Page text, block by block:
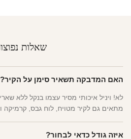
שאלות
האם המדבקה תשאיר סימן על הקיר?
לא! ויניל איכותי מסיר עצמו בנקל ללא
מתאים גם לקיר מטויח, לוח גבס, קרמיקה
איזה גודל כדאי לבחור?